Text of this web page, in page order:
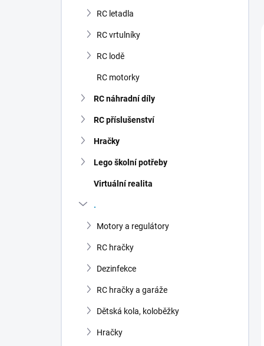
RC letadla
RC vrtulníky
RC lodě
RC motorky
RC náhradní díly
RC příslušenství
Hračky
Lego školní potřeby
Virtuální realita
.
Motory a regulátory
RC hračky
Dezinfekce
RC hračky a garáže
Dětská kola, koloběžky
Hračky